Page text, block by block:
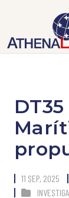
11 SEP, 2025